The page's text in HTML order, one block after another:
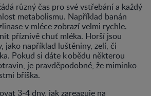
různý čas pro své vstřebání a každý
metabolismu. Například banán
v mléce zobrazí velmi rychle.
příznivě chuť mléka. Horší jsou
jako například luštěniny, zelí, či
Pokud si dáte k obědu některou
je pravděpodobné, že miminko
bříška.
3-4 dny, jak zareaguje na